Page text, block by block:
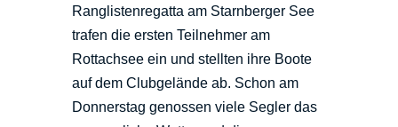
Ranglistenregatta am Starnberger See
trafen die ersten Teilnehmer am
Rottachsee ein und stellten ihre Boote
auf dem Clubgelände ab. Schon am
Donnerstag genossen viele Segler das